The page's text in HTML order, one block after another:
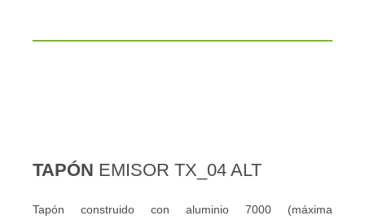
TAPÓN EMISOR TX_04 ALT
Tapón construido con aluminio 7000 (máxima